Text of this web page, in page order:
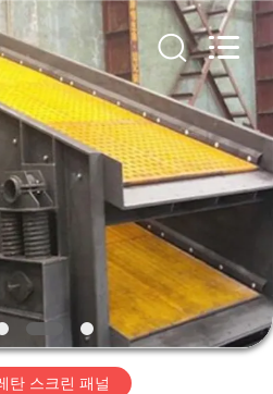
탄 스크린 패널